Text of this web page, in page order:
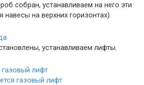
собран, устанавливаем на него эти
на верхних горизонтах).
устанавливаем лифты.